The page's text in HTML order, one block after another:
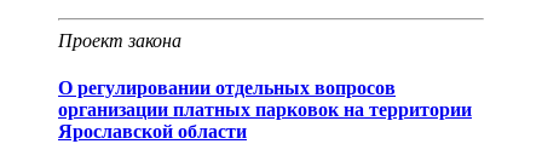
Проект закона
О регулировании отдельных вопросов
организации платных парковок на территории
Ярославской области